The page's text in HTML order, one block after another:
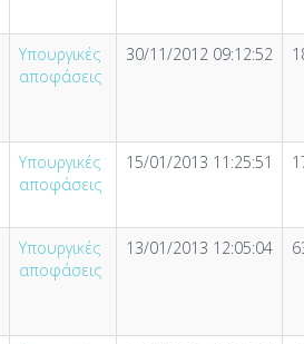
Υπουργικές
αποφάσεις
30/11/2012 09:12:52
Υπουργικές
αποφάσεις
15/01/2013 11:25:51
Υπουργικές
αποφάσεις
13/01/2013 12:05:04